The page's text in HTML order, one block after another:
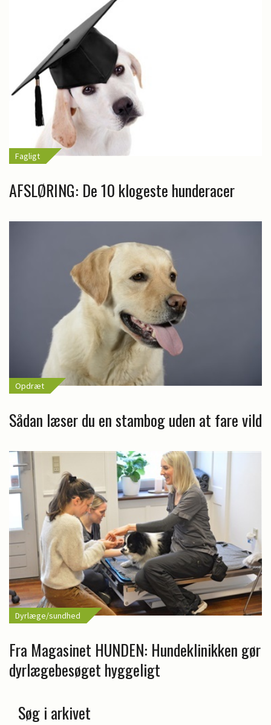
Fagligt
AFSLØRING: De 10 klogeste hunderacer
Opdræt
Sådan læser du en stambog uden at fare vild
Dyrlæge/sundhed
Fra Magasinet HUNDEN: Hundeklinikken gør
dyrlægebesøget hyggeligt
Søg i arkivet